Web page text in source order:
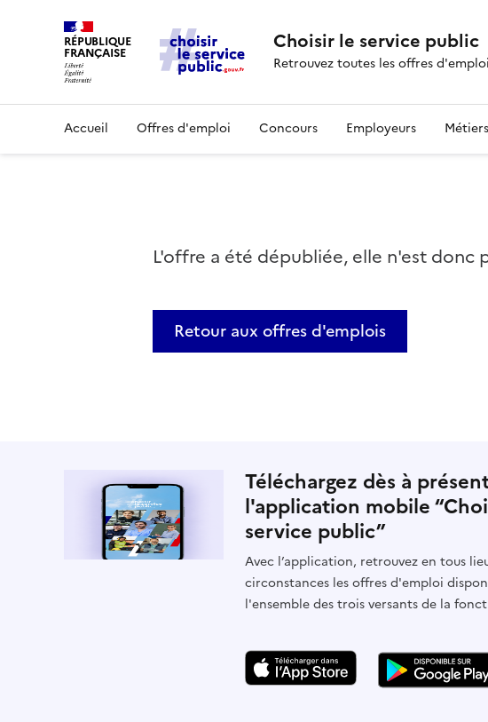
RÉPUBLIQUE
FRANÇAISE Choisir le service public
Retrouvez toutes les offres
Accueil Offres d'emploi Concours Employeurs Métiers
L'offre a été dépubliée, elle n'est donc
Retour aux offres d'emplois
Téléchargez dès à
l'application mobile
service public”
Avec l’application, retrouvez en tous
circonstances les offres d'emploi
l'ensemble des trois versants de la